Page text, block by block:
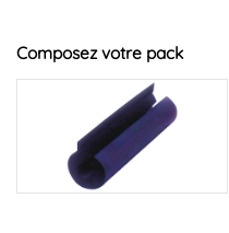
Composez votre pack